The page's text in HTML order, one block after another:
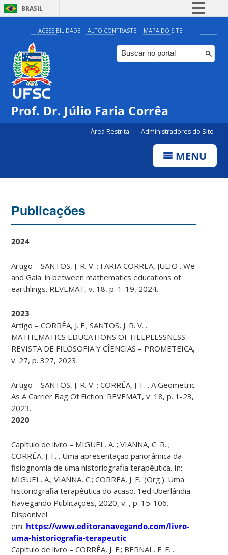
BRASIL
Simplifique!
Comunica BR
Participe
Canais
ACESSIBILIDADE ALTO CONTRASTE MAPA DO SITE
Prof. Dr. Júlio Faria Corrêa
Área Restrita Administradores do Site
MENU
Publicações
2024
Artigo – SANTOS, J. R. V. ; FARIA CORREA, JULIO . We
and Gaia: in between mathematics educations of
earthlings. REVEMAT, v. 18, p. 1-19, 2024.
2023
Artigo – CORRÊA, J. F.; SANTOS, J. R. V. .
MATHEMATICS EDUCATIONS OF HELPLESSNESS.
REVISTA DE FILOSOFIA Y CÎENCIAS – PROMETEICA,
v. 27, p. 327, 2023.
Artigo – SANTOS, J. R. V. ; CORRÊA, J. F. . A Geometric
As A Carrier Bag Of Fiction. REVEMAT, v. 18, p. 1-23,
2023.
2020
Capítulo de livro – MIGUEL, A. ; VIANNA, C. R. ;
CORRÊA, J. F. . Uma apresentação panorâmica da
fisiognomia de uma historiografia terapêutica. In:
MIGUEL, A.; VIANNA, C.; CORREA, J. F.. (Org.). Uma
historiografia terapêutica do acaso. 1ed.Uberlândia:
Navegando Publicações, 2020, v. , p. 15-106.
Disponível
em: https://www.editoranavegando.com/livro-
uma-historiografia-terapeutic
Capítulo de livro – CORRÊA, J. F.; BERNAL, F. F. .